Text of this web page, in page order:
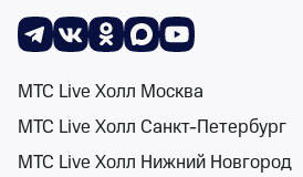
СпектаклиКонцертыДетямКлассика
Гастроли Красноярского
0 событий
События на карте
МТС Live Холл Москва
МТС Live Холл Санкт-Петербург
МТС Live Холл Нижний Новгород